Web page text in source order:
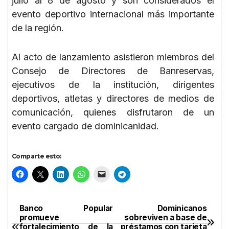
evento deportivo internacional más importante
de la región.
Al acto de lanzamiento asistieron miembros del
Consejo de Directores de Banreservas,
ejecutivos de la institución, dirigentes
deportivos, atletas y directores de medios de
comunicación, quienes disfrutaron de un
evento cargado de dominicanidad.
Comparte esto:
Navegación
Dominicanos
sobreviven a base de
préstamos con tarjeta
Banco Popular
promueve
fortalecimiento de la